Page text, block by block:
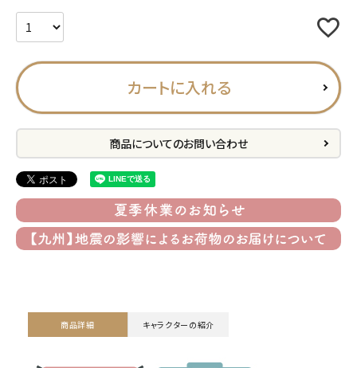
ACCOUNT MENU
ようこそ ゲスト 様
meeting_room
公式 デコ部 公式 公式
カートに入れる
商品についてのお問い合わせ
商品詳細 キャラクターの紹介